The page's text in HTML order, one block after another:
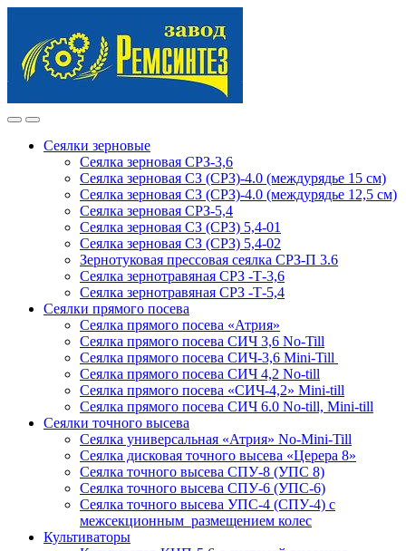
navigation
content
Сеялки зерновые
Сеялка зерновая СРЗ-3,6
Сеялка зерновая СЗ (СРЗ)-4.0 (междурядье 15 см)
Сеялка зерновая СЗ (СРЗ)-4.0 (междурядье 12,5 см)
Сеялка зерновая СРЗ-5,4
Сеялка зерновая СЗ (СРЗ) 5,4-01
Сеялка зерновая СЗ (СРЗ) 5,4-02
Зернотуковая прессовая сеялка СРЗ-П 3.6
Сеялка зернотравяная СРЗ -Т-3,6
Сеялка зернотравяная СРЗ -Т-5,4
Сеялки прямого посева
Сеялка прямого посева «Атрия»
Сеялка прямого посева СИЧ 3,6 No-Till
Сеялка прямого посева СИЧ-3,6 Mini-Till
Сеялка прямого посева СИЧ 4,2 No-till
Сеялка прямого посева «СИЧ-4,2» Mini-till
Сеялка прямого посева СИЧ 6.0 No-till, Mini-till
Сеялки точного высева
Сеялка универсальная «Атрия» No-Mini-Till
Сеялка дисковая точного высева «Церера 8»
Сеялка точного высева СПУ-8 (УПС 8)
Сеялка точного высева СПУ-6 (УПС-6)
Сеялка точного высева УПС-4 (СПУ-4) с
межсекционным размещением колес
Культиваторы